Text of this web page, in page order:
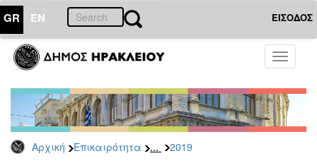
GR EN ΕΙΣΟΔΟΣ
Toggle
Αρχική Επικαιρότητα ... 2019
ΕΠΙΚΑΙΡΟΤΗΤΑ
Τύπου
Αρχείο
2026
2025